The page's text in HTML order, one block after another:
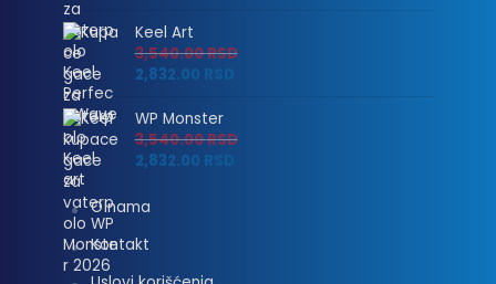
Keel Art
3,540.00RSD
2,832.00 RSD
WP Monster
3,540.00RSD
2,832.00 RSD
O nama
Kontakt